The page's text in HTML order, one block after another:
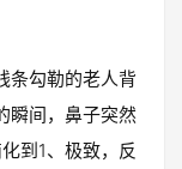
条勾勒的老人背
瞬间，鼻子突然
到1、极致，反